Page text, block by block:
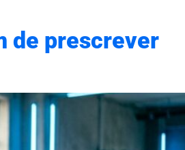
de prescrever